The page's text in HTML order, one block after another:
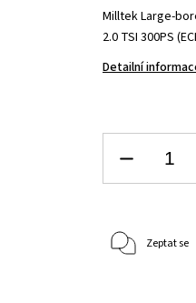
Milltek Large-
2.0 TSI 300PS
Detailní
Zeptat se